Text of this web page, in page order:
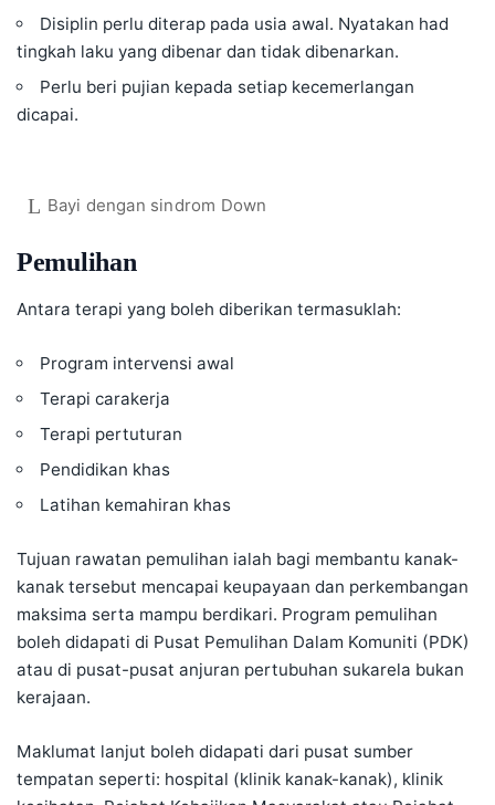
Disiplin perlu diterap pada usia awal. Nyatakan had
tingkah laku yang dibenar dan tidak dibenarkan.
Perlu beri pujian kepada setiap kecemerlangan
dicapai.
Bayi dengan sindrom Down
Pemulihan
Antara terapi yang boleh diberikan termasuklah:
Program intervensi awal
Terapi carakerja
Terapi pertuturan
Pendidikan khas
Latihan kemahiran khas
Tujuan rawatan pemulihan ialah bagi membantu kanak-
kanak tersebut mencapai keupayaan dan perkembangan
maksima serta mampu berdikari. Program pemulihan
boleh didapati di Pusat Pemulihan Dalam Komuniti (PDK)
atau di pusat-pusat anjuran pertubuhan sukarela bukan
kerajaan.
Maklumat lanjut boleh didapati dari pusat sumber
tempatan seperti: hospital (klinik kanak-kanak), klinik